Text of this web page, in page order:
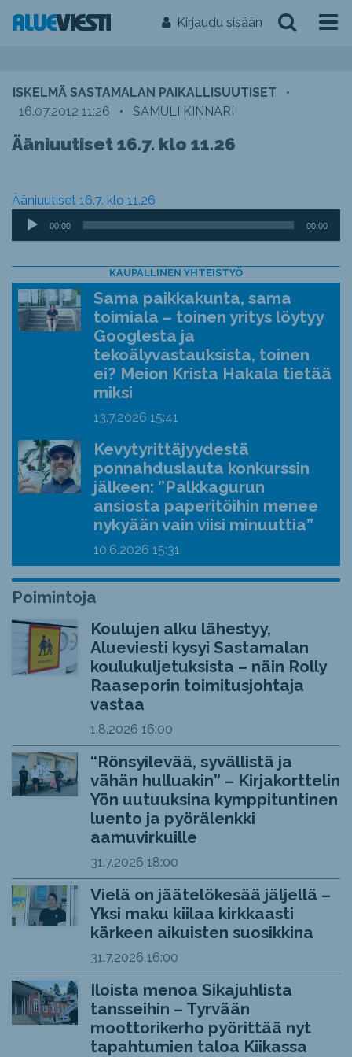
Kirjaudu sisään
ISKELMÄ SASTAMALAN PAIKALLISUUTISET
•
16.07.2012 11:26
• SAMULI KINNARI
Ääniuutiset 16.7. klo 11.26
Ääniuutiset 16.7. klo 11.26
Äänitoistin
00:00 00:00
KAUPALLINEN YHTEISTYÖ
Sama paikkakunta, sama
toimiala – toinen yritys löytyy
Googlesta ja
tekoälyvastauksista, toinen
ei? Meion Krista Hakala tietää
miksi
13.7.2026 15:41
Kevytyrittäjyydestä
ponnahduslauta konkurssin
jälkeen: ”Palkkagurun
ansiosta paperitöihin menee
nykyään vain viisi minuuttia”
10.6.2026 15:31
Poimintoja
Koulujen alku lähestyy,
Alueviesti kysyi Sastamalan
koulukuljetuksista – näin Rolly
Raaseporin toimitusjohtaja
vastaa
1.8.2026 16:00
“Rönsyilevää, syvällistä ja
vähän hulluakin” – Kirjakorttelin
Yön uutuuksina kymppituntinen
luento ja pyörälenkki
aamuvirkuille
31.7.2026 18:00
Vielä on jäätelökesää jäljellä –
Yksi maku kiilaa kirkkaasti
kärkeen aikuisten suosikkina
31.7.2026 16:00
Iloista menoa Sikajuhlista
tansseihin – Tyrvään
moottorikerho pyörittää nyt
tapahtumien taloa Kiikassa